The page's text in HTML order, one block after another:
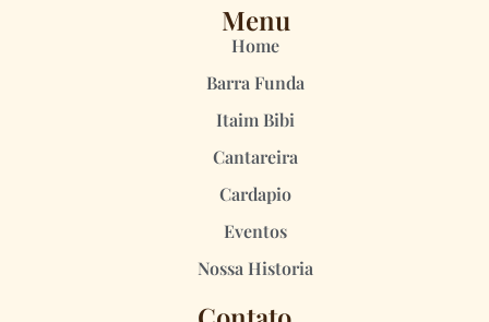
Menu
Home
Barra Funda
Itaim Bibi
Cantareira
Cardapio
Eventos
Nossa Historia